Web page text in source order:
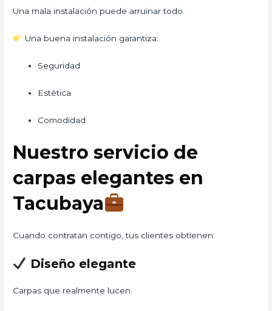
Una mala instalación puede arruinar todo.
Una buena instalación garantiza:
Seguridad
Estética
Comodidad
Nuestro servicio de
carpas elegantes en
Tacubaya
Cuando contratan contigo, tus clientes obtienen:
Diseño elegante
Carpas que realmente lucen.